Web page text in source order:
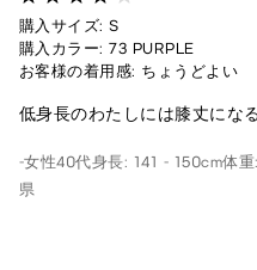
購入サイズ: S
購入カラー: 73 PURPLE
お客様の着用感: ちょうどよい
低身長のわたしには膝丈にな
-女性40代身長: 141 - 150cm体
県